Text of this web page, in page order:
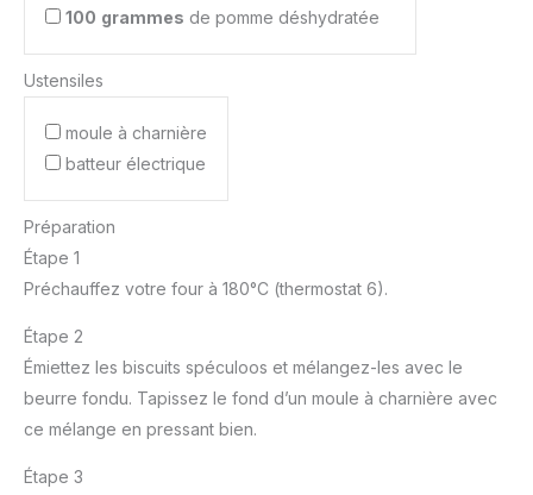
100 grammes de pomme déshydratée
Ustensiles
moule à charnière
batteur électrique
Préparation
Étape 1
Préchauffez votre four à 180°C (thermostat 6).
Étape 2
Émiettez les biscuits spéculoos et mélangez-les avec le
beurre fondu. Tapissez le fond d’un moule à charnière avec
ce mélange en pressant bien.
Étape 3